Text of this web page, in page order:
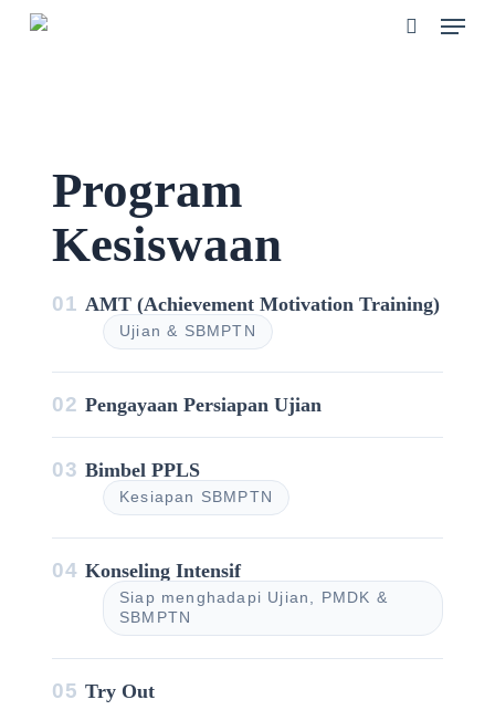
Program
Kesiswaan
01 AMT (Achievement Motivation Training)
Ujian & SBMPTN
02 Pengayaan Persiapan Ujian
03 Bimbel PPLS
Kesiapan SBMPTN
04 Konseling Intensif
Siap menghadapi Ujian, PMDK &
SBMPTN
05 Try Out